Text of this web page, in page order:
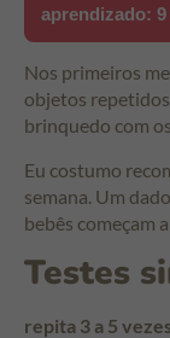
aprendizado:
Nos primeiros
objetos
brinquedo com
Eu costumo
semana. Um
bebês começam
Testes
repita 3 a 5 vezes